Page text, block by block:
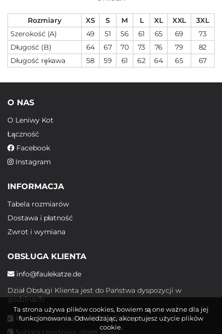
Rozmiary XS S M L XL XXL
3XL
Szerokość (A)
49 51 56 61 65 69
73
Długość (B)
64 67 70 73 76 79
82
Długość rękawa
58 59 61 62 64 65 67
O NAS
O Leniwy Kot
Łączność
Facebook
Instagram
INFORMACJA
Tabela rozmiarów
Dostawa i płatność
Zwrot i wymiana
OBSŁUGA KLIENTA
info@faulekatze.de
Dział Obsługi Klienta jest do Państwa dyspozycji w
godzinach:
Poniedziałek - piątek: 10:00 - 19:00
Sobota i niedziela: dzień wolny
Ta strona używa plików cookies, bowiem są one ważne dla jej
funkcjonowania. Odwiedzając, akceptujesz użycie plików
cookie.